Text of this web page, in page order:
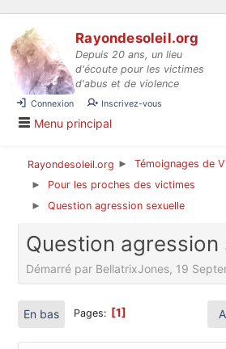
Rayondesoleil.org
Depuis 20 ans, un lieu
d'écoute pour les victimes
d'abus et de violence
Connexion Inscrivez-vous
Menu principal
Rayondesoleil.org ► Témoignages de
► Pour les proches des victimes
► Question agression sexuelle
Question agression
Démarré par BellatrixJones, 19
En bas Pages 1